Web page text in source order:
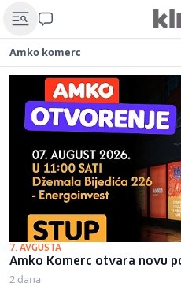
Amko komerc
7. AVGUSTA
Amko Komerc otvara novu
2 dana